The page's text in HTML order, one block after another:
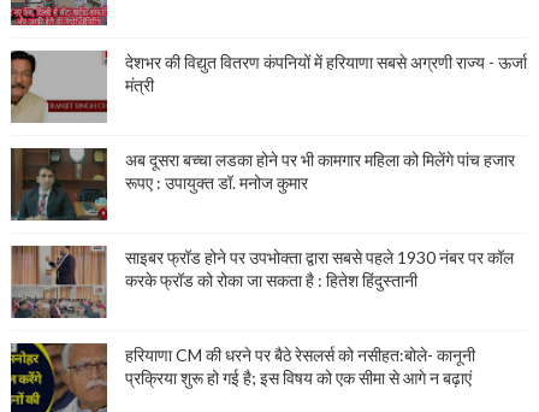
देशभर की विद्युत वितरण कंपनियों में हरियाणा सबसे अग्रणी राज्य - ऊर्जा
मंत्री
अब दूसरा बच्चा लडका होने पर भी कामगार महिला को मिलेंगे पांच हजार
रूपए : उपायुक्त डॉ. मनोज कुमार
साइबर फ्रॉड होने पर उपभोक्ता द्वारा सबसे पहले 1930 नंबर पर कॉल
करके फ्रॉड को रोका जा सकता है : हितेश हिंदुस्तानी
हरियाणा CM की धरने पर बैठे रेसलर्स को नसीहत:बोले- कानूनी
प्रक्रिया शुरू हो गई है; इस विषय को एक सीमा से आगे न बढ़ाएं